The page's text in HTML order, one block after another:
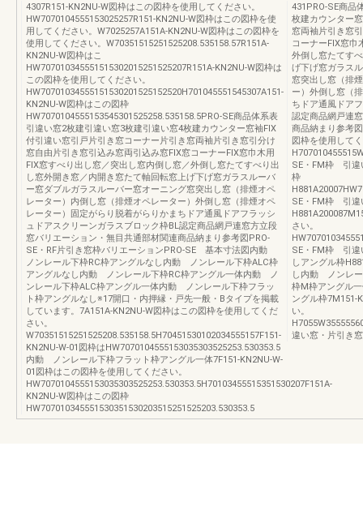
4307R151-KN2NU-W図枠はこの図枠を使用してください。
HW7070104555153025257R151-KN2NU-W図枠はこの図枠を使
用してください。W7025257A151A-KN2NU-W図枠はこの図枠を
使用してください。W70351515251525208.535158.57R151A-
KN2NU-W図枠はこ
HW707010345551515302015251525207R151A-KN2NU-W図枠は
この図枠を使用してください。
HW70701034555151530201525152520H701045551545307A151-
KN2NU-W図枠はこの図枠
HW7070104555153545301525258.535158.5PRO-SE商品体系表
引違い窓2枚建引違い窓3枚建引違い窓4枚建カウンター窓袖FIX
付引違い窓引戸片引き窓コーナー片引き窓両袖片引き窓引分け
窓自由片引き窓引込み窓両引込み窓FIX窓コーナーFIX窓巾木用
FIX窓すべり出し窓／突出し窓内倒し窓／外倒し窓たてすべり出
し窓外開き窓／内開き窓たて軸回転窓上げ下げ窓ガラスルーバ
ー窓ダブルガラスルーバー窓オーニング窓突出し窓（排煙オペ
レーター）内倒し窓（排煙オペレーター）外倒し窓（排煙オペ
レーター）固定がらり脱着がらりかまちドア通風ドアフラッシ
ュドアスクリーンガラスブロック枠BL認定商品網戸連窓方立段
窓バリエーション・無目共通部材関連商品納まり参考図PRO-
SE・RF片引き窓枠バリエーションPRO-SE 基本寸法図内動
ノンレール下枠RC枠アングルなし内動 ノンレール下枠ALC枠
アングルなし内動 ノンレール下枠RC枠アングル一体内動 ノ
ンレール下枠ALC枠アングル一体内動 ノンレール下枠フラッ
ト枠アングルなし※17開口・内押縁・戸先一般・Bタイプを掲載
しています。7A151A-KN2NU-W図枠はこの図枠を使用してくだ
さい。
W70351515251525208.535158.5H70451530102034555157F151-
KN2NU-W-01図枠はHW7070104555153035303525253.530353.5
内動 ノンレール下枠フラット枠アングル一体7F151-KN2NU-W-
01図枠はこの図枠を使用してください。
HW7070104555153035303525253.530353.5H70103455515351530207F151A-
KN2NU-W図枠はこの図枠
HW707010345551530351530203515251525203.530353.5
431PRO-SE商品
枚建カウンター
窓両袖片引き窓
コーナーFIX窓巾
外倒し窓たてす
げ下げ窓ガラス
窓突出し窓（排
ー）外倒し窓（
ちドア通風ドア
認定商品網戸連
商品納まり参考
図枠を使用して
SE・FM枠 引違
枠
SE・FM枠 引違
さい。
SE・FM枠 引違
しアングル枠
し内動 ノンレ
枠M枠アングル
ングル枠7M151-
い。
違い窓・片引き